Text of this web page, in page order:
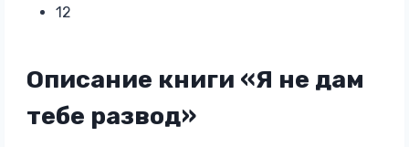
12
Описание книги «Я не дам
тебе развод»